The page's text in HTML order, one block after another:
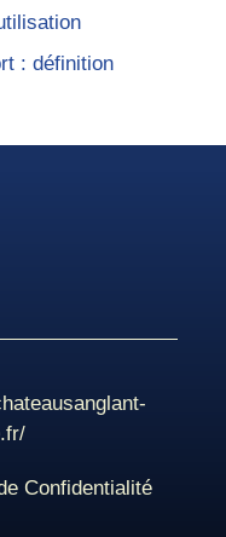
: définition
Confidentialité